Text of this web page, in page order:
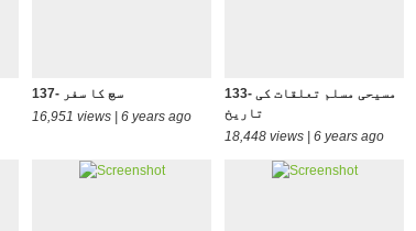
137- سچ کا سفر
16,951 views | 6 years ago
133- مسیحی مسلم تعلقات کی
تاریخ
18,448 views | 6 years ago